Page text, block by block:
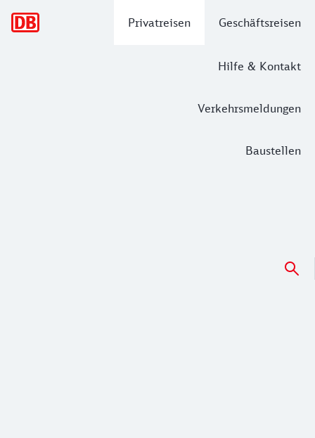
Privatreisen Geschäftsreisen
Hilfe & Kontakt
Verkehrsmeldungen
Baustellen